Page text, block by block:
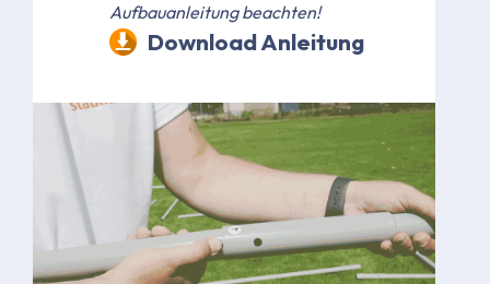
Aufbauanleitung beachten!
Download Anleitung